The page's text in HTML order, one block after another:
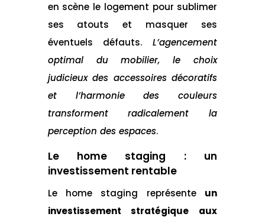
en scène le logement pour sublimer
ses atouts et masquer ses
éventuels défauts.L’agencement
optimal du mobilier, le choix
judicieux des accessoires décoratifs
et l’harmonie des couleurs
transforment radicalement la
perception des espaces.
Le home staging : un
investissement rentable
Le home staging représente un
investissement stratégique aux